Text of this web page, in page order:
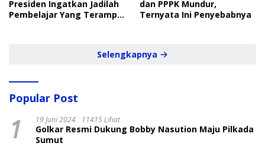
Presiden Ingatkan Jadilah
Pembelajar Yang Terampil
dan PPPK Mundur,
Ternyata Ini Penyebabnya
Selengkapnya
Popular Post
1 19 Juni 2024 11415 Lihat
Golkar Resmi Dukung Bobby Nasution Maju Pilkada
Sumut